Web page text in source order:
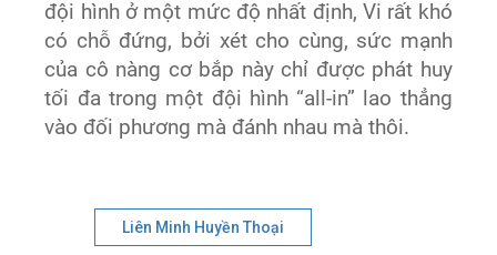
đội hình ở một mức độ nhất định, Vi rất khó
có chỗ đứng, bởi xét cho cùng, sức mạnh
của cô nàng cơ bắp này chỉ được phát huy
tối đa trong một đội hình “all-in” lao thẳng
vào đối phương mà đánh nhau mà thôi.
Liên Minh Huyền Thoại